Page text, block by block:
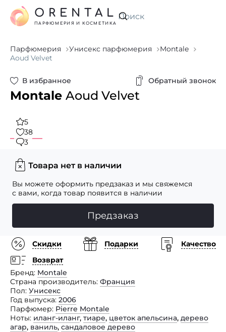
Искать
ORENTAL
ПАРФЮМЕРИЯ И КОСМЕТИКА
Парфюмерия Унисекс парфюмерия
Montale
Aoud Velvet
В избранное Обратный звонок
Montale Aoud Velvet
5
38
3
Товара нет в наличии
Вы можете оформить предзаказ и мы свяжемся
с вами, когда товар появится в наличии
Предзаказ
Скидки Подарки
Качество
Возврат
Бренд Montale
Страна производитель Франция
Пол Унисекс
Год выпуска 2006
Парфюмер Pierre Montale
Ноты иланг-иланг, тиаре, цветок апельсина, дерево
агар, ваниль, сандаловое дерево